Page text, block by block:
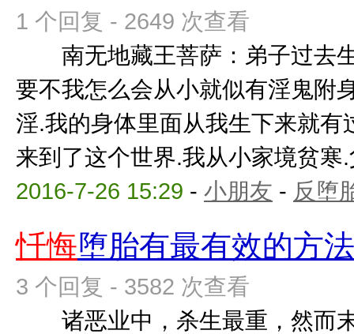
1 个回复 - 2649 次查看
南无地藏王菩萨：弟子过去
要不我怎么会从小就似有淫鬼附
淫.我的身体里面从我生下来就有
来到了这个世界.我从小家境贫寒
2016-7-26 15:29 - 小朋友 - 反堕
忏悔堕胎有最有效的方
3 个回复 - 3582 次查看
诸恶业中，杀生最重，然而